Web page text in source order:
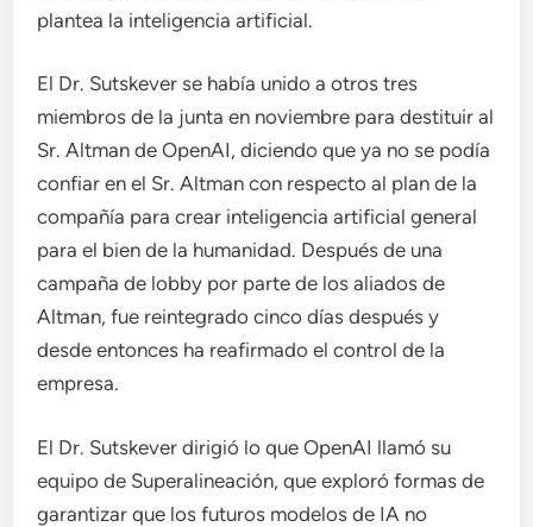
plantea la inteligencia artificial.
El Dr. Sutskever se había unido a otros tres
miembros de la junta en noviembre para destituir al
Sr. Altman de OpenAI, diciendo que ya no se podía
confiar en el Sr. Altman con respecto al plan de la
compañía para crear inteligencia artificial general
para el bien de la humanidad. Después de una
campaña de lobby por parte de los aliados de
Altman, fue reintegrado cinco días después y
desde entonces ha reafirmado el control de la
empresa.
El Dr. Sutskever dirigió lo que OpenAI llamó su
equipo de Superalineación, que exploró formas de
garantizar que los futuros modelos de IA no